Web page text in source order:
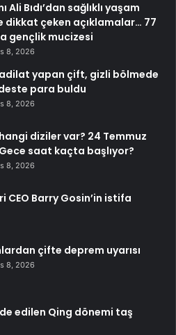
Ali Bıdı’dan sağlıklı yaşam
dikkat çeken açıklamalar… 77
gençlik mucizesi
8, 2026
yapan çift, gizli bölmede
para buldu
8, 2026
diziler var? 24 Temmuz
Gece saat kaçta başlıyor?
8, 2026
CEO Barry Gosin’in istifa
çifte deprem uyarısı
8, 2026
edilen Qing dönemi taş